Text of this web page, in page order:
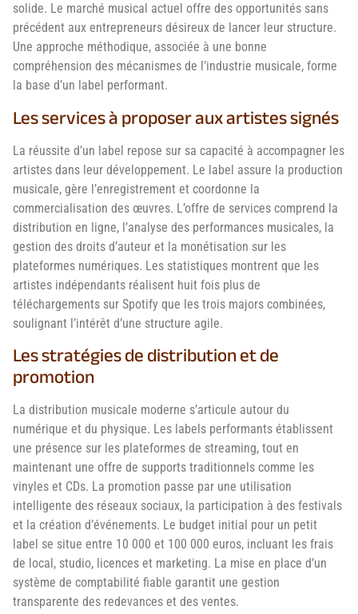
solide. Le marché musical actuel offre des opportunités sans
précédent aux entrepreneurs désireux de lancer leur structure.
Une approche méthodique, associée à une bonne
compréhension des mécanismes de l’industrie musicale, forme
la base d’un label performant.
Les services à proposer aux artistes signés
La réussite d’un label repose sur sa capacité à accompagner les
artistes dans leur développement. Le label assure la production
musicale, gère l’enregistrement et coordonne la
commercialisation des œuvres. L’offre de services comprend la
distribution en ligne, l’analyse des performances musicales, la
gestion des droits d’auteur et la monétisation sur les
plateformes numériques. Les statistiques montrent que les
artistes indépendants réalisent huit fois plus de
téléchargements sur Spotify que les trois majors combinées,
soulignant l’intérêt d’une structure agile.
Les stratégies de distribution et de
promotion
La distribution musicale moderne s’articule autour du
numérique et du physique. Les labels performants établissent
une présence sur les plateformes de streaming, tout en
maintenant une offre de supports traditionnels comme les
vinyles et CDs. La promotion passe par une utilisation
intelligente des réseaux sociaux, la participation à des festivals
et la création d’événements. Le budget initial pour un petit
label se situe entre 10 000 et 100 000 euros, incluant les frais
de local, studio, licences et marketing. La mise en place d’un
système de comptabilité fiable garantit une gestion
transparente des redevances et des ventes.